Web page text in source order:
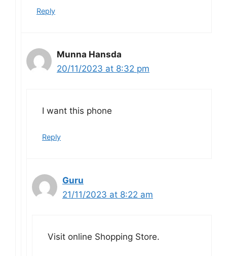
Reply
Munna Hansda
20/11/2023 at 8:32 pm
I want this phone
Reply
Guru
21/11/2023 at 8:22 am
Visit online Shopping Store.